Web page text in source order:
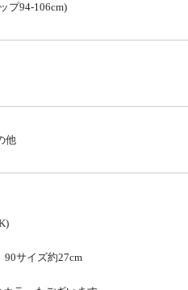
プ94-106cm)
他
90サイズ約27cm